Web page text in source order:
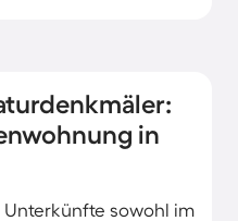
in
sowohl im